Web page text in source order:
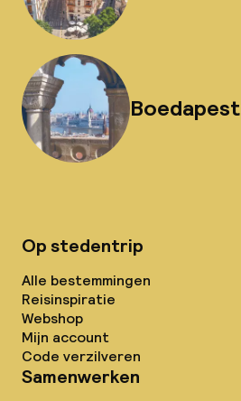
Boedapest
Op stedentrip
Alle bestemmingen
Reisinspiratie
Webshop
Mijn account
Code verzilveren
Samenwerken